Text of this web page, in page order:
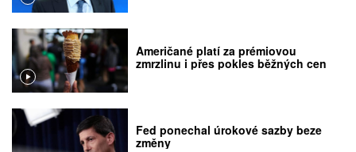
Američané platí za prémiovou
zmrzlinu i přes pokles běžných cen
Fed ponechal úrokové sazby beze
změny